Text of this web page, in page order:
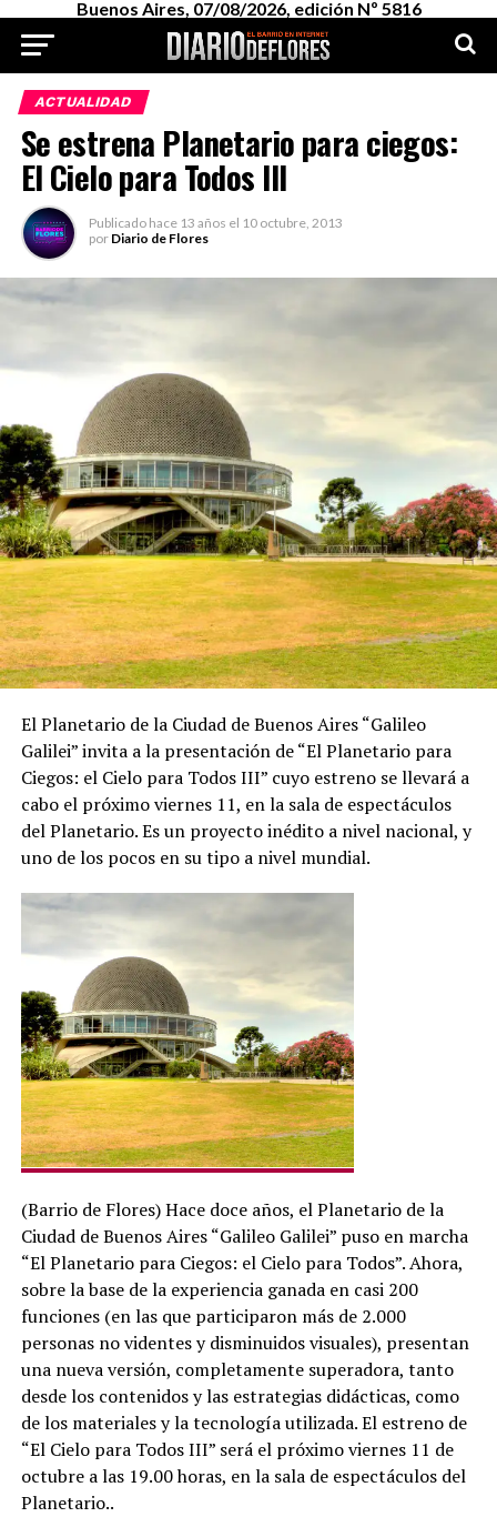
Buenos Aires, 07/08/2026, edición Nº 5816
ACTUALIDAD
Se estrena Planetario para ciegos:
El Cielo para Todos III
Publicado hace 13 años el 10 octubre, 2013
por Diario de Flores
El Planetario de la Ciudad de Buenos Aires “Galileo
Galilei” invita a la presentación de “El Planetario para
Ciegos: el Cielo para Todos III” cuyo estreno se llevará a
cabo el próximo viernes 11, en la sala de espectáculos
del Planetario. Es un proyecto inédito a nivel nacional, y
uno de los pocos en su tipo a nivel mundial.
(Barrio de Flores) Hace doce años, el Planetario de la
Ciudad de Buenos Aires “Galileo Galilei” puso en marcha
“El Planetario para Ciegos: el Cielo para Todos”. Ahora,
sobre la base de la experiencia ganada en casi 200
funciones (en las que participaron más de 2.000
personas no videntes y disminuidos visuales), presentan
una nueva versión, completamente superadora, tanto
desde los contenidos y las estrategias didácticas, como
de los materiales y la tecnología utilizada. El estreno de
“El Cielo para Todos III” será el próximo viernes 11 de
octubre a las 19.00 horas, en la sala de espectáculos del
Planetario..